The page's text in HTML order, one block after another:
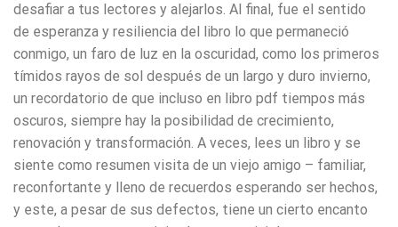
desafiar a tus lectores y alejarlos. Al final, fue el sentido
de esperanza y resiliencia del libro lo que permaneció
conmigo, un faro de luz en la oscuridad, como los primeros
tímidos rayos de sol después de un largo y duro invierno,
un recordatorio de que incluso en libro pdf tiempos más
oscuros, siempre hay la posibilidad de crecimiento,
renovación y transformación. A veces, lees un libro y se
siente como resumen visita de un viejo amigo – familiar,
reconfortante y lleno de recuerdos esperando ser hechos,
y este, a pesar de sus defectos, tiene un cierto encanto